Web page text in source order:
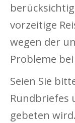
vorzeitige
wegen der
Probleme
Seien Sie
Rundbriefes
gebeten